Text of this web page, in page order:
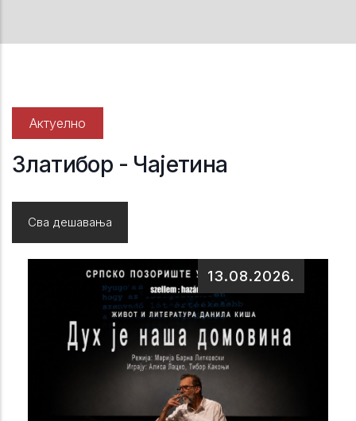
Актуелно
Златибор - Чајетина
Сва дешавања
13.08.2026.